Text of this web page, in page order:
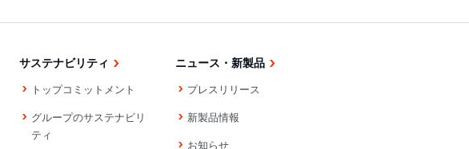
サステナビリティ
トップコミットメント
グループのサステナビリ
ティ
ニュース・新製品
プレスリリース
新製品情報
お知らせ